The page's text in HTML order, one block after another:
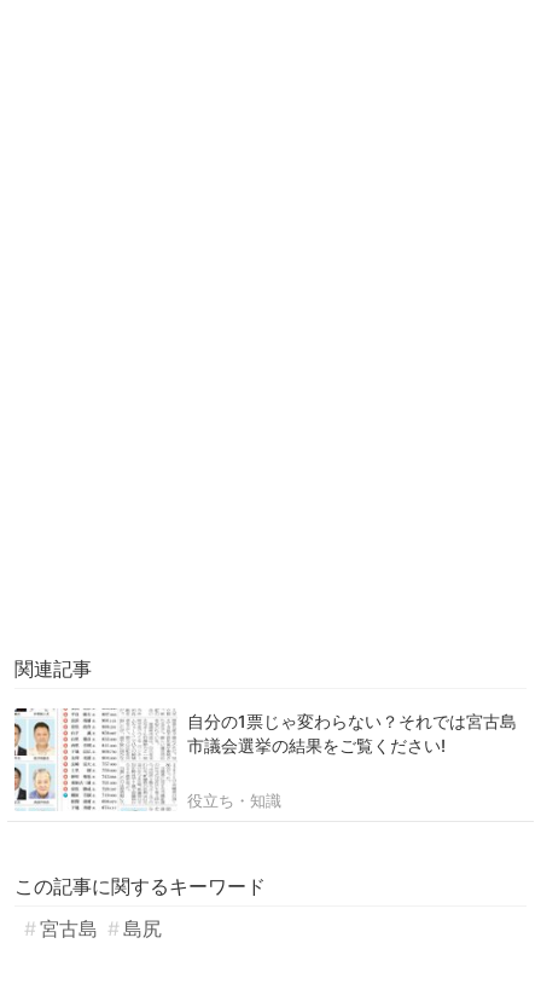
関連記事
自分の1票じゃ変わらない？それでは宮古島
市議会選挙の結果をご覧ください!
役立ち・知識
この記事に関するキーワード
宮古島
島尻